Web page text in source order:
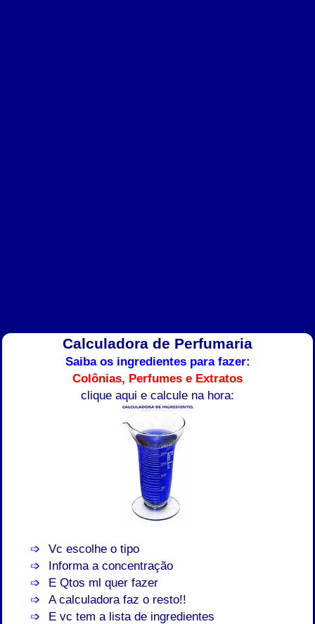
Calculadora de Perfumaria
Saiba os ingredientes para fazer:
Colônias, Perfumes e Extratos
clique aqui e calcule na hora:
Vc escolhe o tipo
Informa a concentração
E Qtos ml quer fazer
A calculadora faz o resto!!
E vc tem a lista de ingredientes